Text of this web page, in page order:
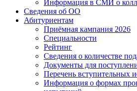
Информация в СМИ о
Сведения об ОО
Абитуриентам
Приёмная кампания 2026
Специальности
Рейтинг
Сведения о количестве
Документы для
Перечень вступительных
Информация о формах